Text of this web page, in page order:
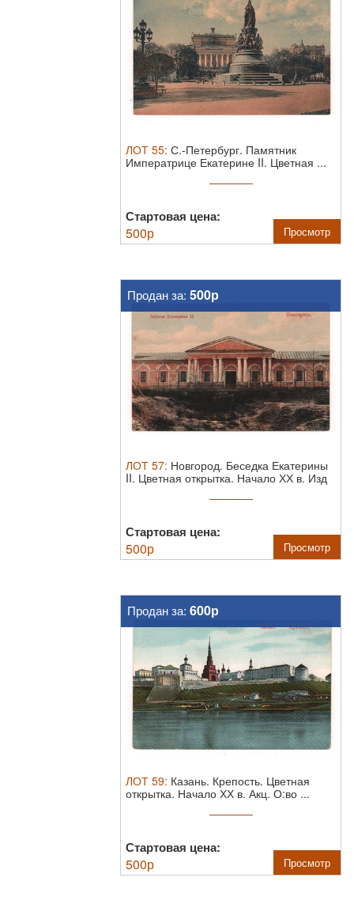
ЛОТ 55: С.-Петербург. Памятник
Императрице Екатерине II. Цветная ...
Стартовая цена:
500р Просмотр
Продан за: 500р
ЛОТ 57: Новгород. Беседка Екатерины
II. Цветная открытка. Начало ХХ в. Изд
Стартовая цена:
500р Просмотр
Продан за: 600р
ЛОТ 59: Казань. Крепость. Цветная
открытка. Начало ХХ в. Акц. О:во ...
Стартовая цена:
500р Просмотр